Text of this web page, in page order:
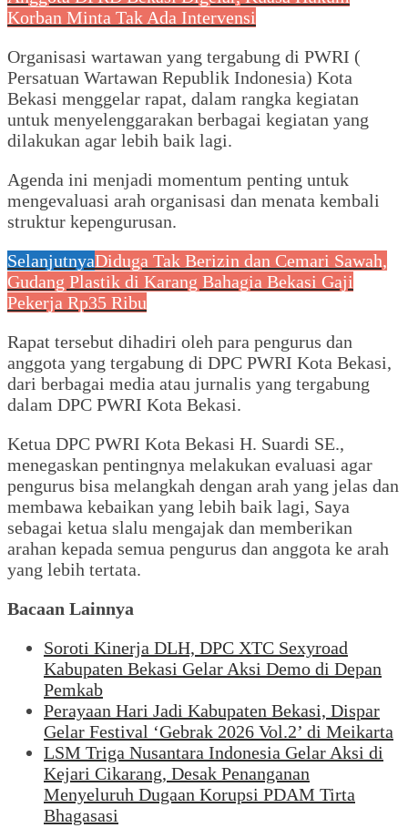
Korban Minta Tak Ada Intervensi
Organisasi wartawan yang tergabung di PWRI (
Persatuan Wartawan Republik Indonesia) Kota
Bekasi menggelar rapat, dalam rangka kegiatan
untuk menyelenggarakan berbagai kegiatan yang
dilakukan agar lebih baik lagi.
Agenda ini menjadi momentum penting untuk
mengevaluasi arah organisasi dan menata kembali
struktur kepengurusan.
SelanjutnyaDiduga Tak Berizin dan Cemari Sawah,
Gudang Plastik di Karang Bahagia Bekasi Gaji
Pekerja Rp35 Ribu
Rapat tersebut dihadiri oleh para pengurus dan
anggota yang tergabung di DPC PWRI Kota Bekasi,
dari berbagai media atau jurnalis yang tergabung
dalam DPC PWRI Kota Bekasi.
Ketua DPC PWRI Kota Bekasi H. Suardi SE.,
menegaskan pentingnya melakukan evaluasi agar
pengurus bisa melangkah dengan arah yang jelas dan
membawa kebaikan yang lebih baik lagi, Saya
sebagai ketua slalu mengajak dan memberikan
arahan kepada semua pengurus dan anggota ke arah
yang lebih tertata.
Bacaan Lainnya
Soroti Kinerja DLH, DPC XTC Sexyroad
Kabupaten Bekasi Gelar Aksi Demo di Depan
Pemkab
Perayaan Hari Jadi Kabupaten Bekasi, Dispar
Gelar Festival ‘Gebrak 2026 Vol.2’ di Meikarta
LSM Triga Nusantara Indonesia Gelar Aksi di
Kejari Cikarang, Desak Penanganan
Menyeluruh Dugaan Korupsi PDAM Tirta
Bhagasasi